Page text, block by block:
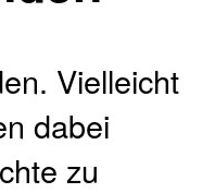
Vielleicht
dabei
zu